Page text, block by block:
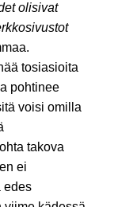
olisivat
tosiasioita
pohtinee
voisi omilla
takova
ei
edes